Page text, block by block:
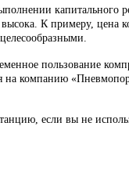
капитального
К примеру, цена
пользование
компанию
если вы не